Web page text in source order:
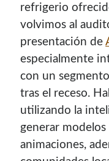
refrigerio
volvimos al
presentación de
especialmente
con un
tras el receso.
utilizando la
generar
animaciones,